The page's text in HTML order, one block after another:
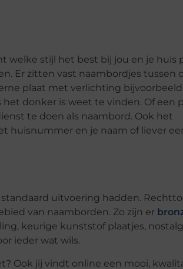
welke stijl het best bij jou en je huis
Er zitten vast naambordjes tussen
plaat met verlichting
donker is weet te vinden. Of een
te doen als naambord. Ook het
huisnummer en je naam of liever
uitvoering hadden.
van naamborden. Zo zijn er
keurige kunststof plaatjes,
ieder wat wils.
Ook jij vindt online een mooi,